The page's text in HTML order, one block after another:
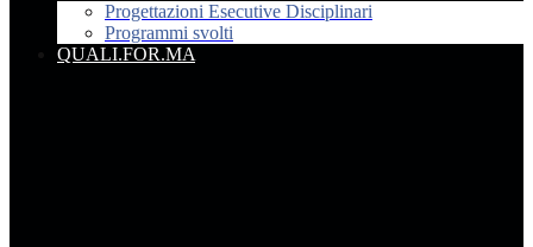
Progettazioni Esecutive Disciplinari
Programmi svolti
QUALI.FOR.MA